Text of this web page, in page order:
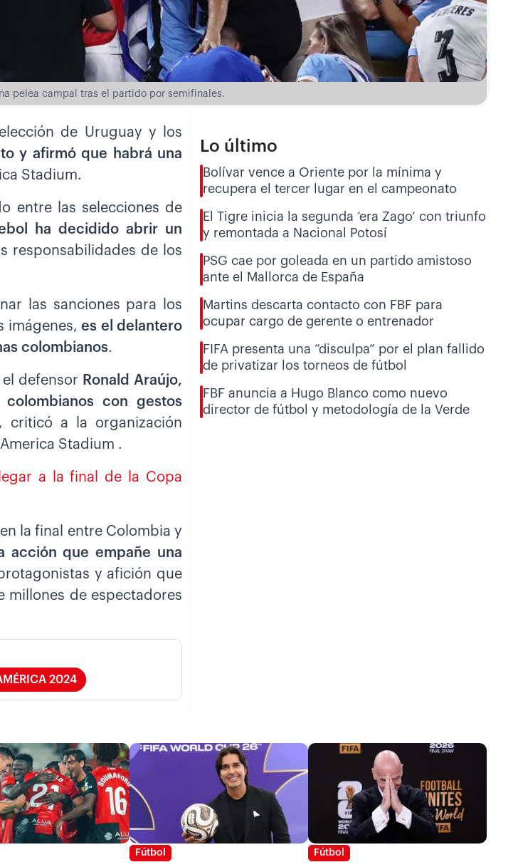
pelea campal tras el partido por semifinales.
de Uruguay y los
y afirmó que habrá una
Stadium.
entre las selecciones de
ha decidido abrir un
responsabilidades de los
las sanciones para los
imágenes,es el delantero
colombianos.
defensor Ronald Araújo,
con gestos
criticó a la organización
Stadium .
a la final de la Copa
la final entre Colombia y
acción que empañe una
y afición que
millones de espectadores
2024
Lo último
Bolívar vence a Oriente por la mínima y
recupera el tercer lugar en el campeonato
El Tigre inicia la segunda ‘era Zago’ con triunfo
y remontada a Nacional Potosí
PSG cae por goleada en un partido amistoso
ante el Mallorca de España
Martins descarta contacto con FBF para
ocupar cargo de gerente o entrenador
FIFA presenta una “disculpa” por el plan fallido
de privatizar los torneos de fútbol
FBF anuncia a Hugo Blanco como nuevo
director de fútbol y metodología de la Verde
Fútbol Fútbol